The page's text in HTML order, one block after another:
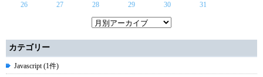
26
27 28 29 30 31
カテゴリー
Javascript (1件)